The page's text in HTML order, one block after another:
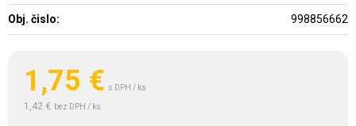
1,75 € s DPH / ks
1,42 € bez DPH / ks
Obj. čislo: 998856662